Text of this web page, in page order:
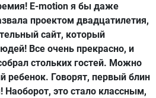
E-motion я бы даже
проектом двадцатилетия,
сайт, который
Все очень прекрасно, и
стольких гостей. Можно
ребенок. Говорят, первый блин
это стало классным,